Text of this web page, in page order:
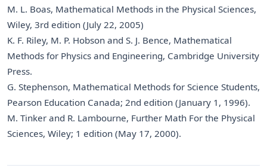
M. L. Boas, Mathematical Methods in the Physical Sciences,
Wiley, 3rd edition (July 22, 2005)
K. F. Riley, M. P. Hobson and S. J. Bence, Mathematical
Methods for Physics and Engineering, Cambridge University
Press.
G. Stephenson, Mathematical Methods for Science Students,
Pearson Education Canada; 2nd edition (January 1, 1996).
M. Tinker and R. Lambourne, Further Math For the Physical
Sciences, Wiley; 1 edition (May 17, 2000).